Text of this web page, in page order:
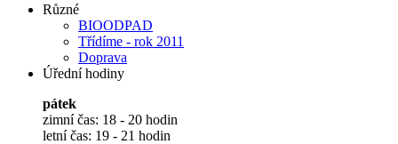
Různé
BIOODPAD
Třídíme - rok 2011
Doprava
Úřední hodiny
pátek
zimní čas: 18 - 20 hodin
letní čas: 19 - 21 hodin